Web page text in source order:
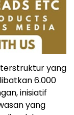
yang
6.000
inisiatif
yang